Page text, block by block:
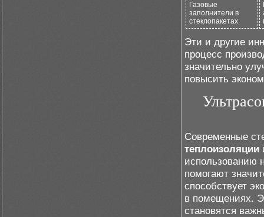
Газовые
заполнители в
стеклопакетах
Эти и другие
процесс
значительно
повысить
Современные
теплоизоляции
использованию
помогают
способствует
в помещениях.
становятся